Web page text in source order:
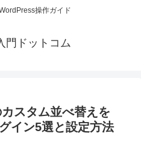
操作ガイド
門ドットコム
スタム並べ替えを
イン5選と設定方法